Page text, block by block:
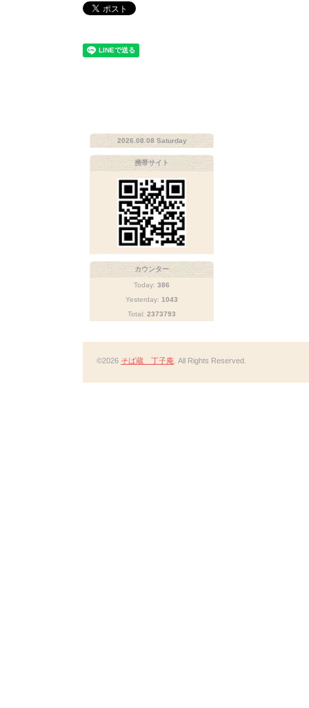
2026.08.08 Saturday
携帯サイト
カウンター
Today: 386
Yesterday: 1043
Total: 2373793
©2026 そば蔵 丁子庵 . All Rights Reserved.